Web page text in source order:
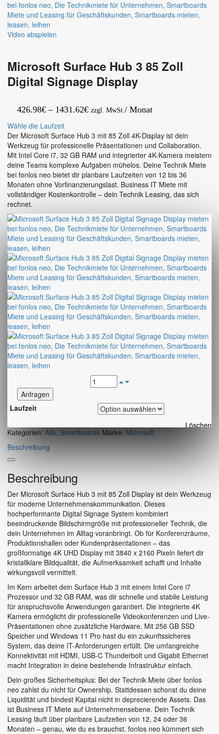
Video abspielen
Microsoft Surface Hub 3 85 Zoll
Digital Signage Display
426.98€ – 1431.62€Preisspanne:
bis
1431.62€
zzgl. MwSt. / Monat
Wähle die Laufzeit
Der Microsoft Surface Hub 3 mit 85 Zoll 4K-Display ist dein
Werkzeug für professionelle Präsentationen und Collaboration.
Mit Intel Core i7, 32 GB RAM und integrierter 4K-Kamera meistern
deine Teams komplexe Aufgaben mühelos. Deine Technik Miete
bei fonlos neo bietet dir planbare Laufzeiten von 12 bis 36
Monaten ohne Vorfinanzierungslast. Business IT Miete mit
vollständiger Kostenkontrolle – dein Technik Leasing, das sich
rechnet.
Anfragen
Laufzeit
Löschen
Kategorien: Alle, Smartboards Marke: Microsoft
Beschreibung
Beschreibung
Der Microsoft Surface Hub 3 mit 85 Zoll Display ist dein Werkzeug
für moderne Unternehmenskommunikation. Dieses
hochperformante Digital Signage System kombiniert
beeindruckende Bildschirmgröße mit professioneller Technik, die
dein Unternehmen im Alltag voranbringt. Ob für Konferenzräume,
Produktionshallen oder Kundenpräsentationen – das
großformatige 4K UHD Display mit 3840 x 2160 Pixeln liefert dir
kristallklare Bildqualität, die Aufmerksamkeit schafft und Inhalte
wirkungsvoll vermittelt.
Im Kern arbeitet dein Surface Hub 3 mit einem Intel Core i7
Prozessor und 32 GB RAM, was dir schnelle und stabile Leistung
für anspruchsvolle Anwendungen garantiert. Die integrierte 4K
Kamera ermöglicht dir professionelle Videokonferenzen und Live-
Präsentationen ohne zusätzliche Hardware. Mit 256 GB SSD
Speicher und Windows 11 Pro hast du ein zukunftssicheres
System, das deine IT-Anforderungen erfüllt. Die umfangreiche
Konnektivität mit HDMI, USB-C Thunderbolt und Gigabit Ethernet
macht Integration in deine bestehende Infrastruktur einfach.
Dein großes Sicherheitsplus: Bei der Technik Miete über fonlos
neo zahlst du nicht für Ownership. Stattdessen schonst du deine
Liquidität und bindest Kapital nicht in deprecierende Assets. Das
ist Business IT Miete auf Unternehmensebene. Dein Technik
Leasing läuft über planbare Laufzeiten von 12, 24 oder 36
Monaten – genau, wie du es brauchst. fonlos neo kümmert sich